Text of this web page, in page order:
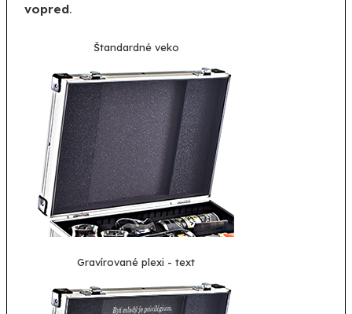
vopred.
Štandardné veko
Gravírované plexi - text